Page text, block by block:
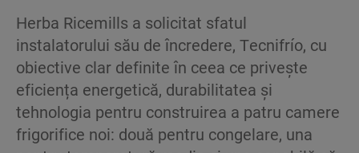
Herba Ricemills a solicitat sfatul
instalatorului său de încredere, Tecnifrío, cu
obiective clar definite în ceea ce privește
eficiența energetică, durabilitatea și
tehnologia pentru construirea a patru camere
frigorifice noi: două pentru congelare, una